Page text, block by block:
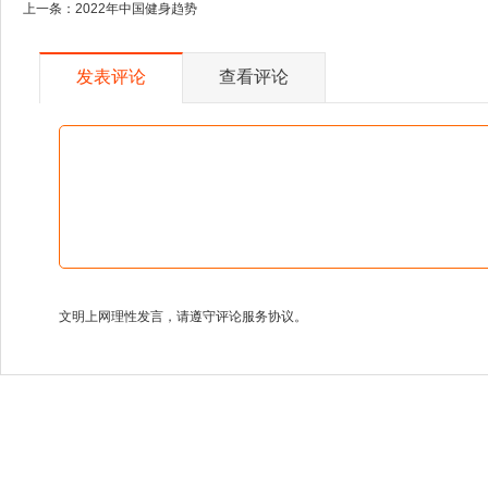
上一条： 2022年中国健身趋势
发表评论 查看评论
文明上网理性发言，请遵守评论服务协议。